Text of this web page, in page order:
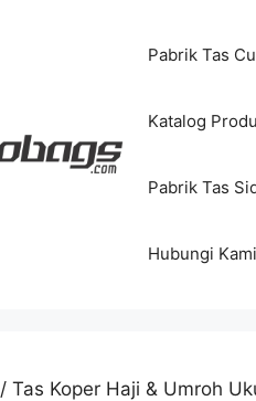
Pabrik Tas
Katalog
Pabrik Tas
Hubungi Kami
/ Tas Koper Haji & Umroh